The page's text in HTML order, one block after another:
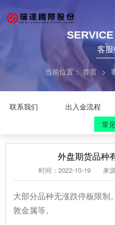
客
当前位置： 首页 >
联系我们 出入金流程
常
外盘期货品种
时间：2022-10-19 来
大部分品种无涨跌停板限制
敦金属等。